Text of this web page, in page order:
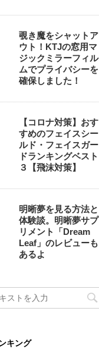
覗き魔をシャットア
ウト！KTJの窓用マ
ジックミラーフィル
ムでプライバシーを
確保しました！
【コロナ対策】おす
すめのフェイスシー
ルド・フェイスガー
ドランキングベスト
３【飛沫対策】
明晰夢を見る方法と
体験談。明晰夢サプ
リメント「Dream
Leaf」のレビューも
あるよ
キング